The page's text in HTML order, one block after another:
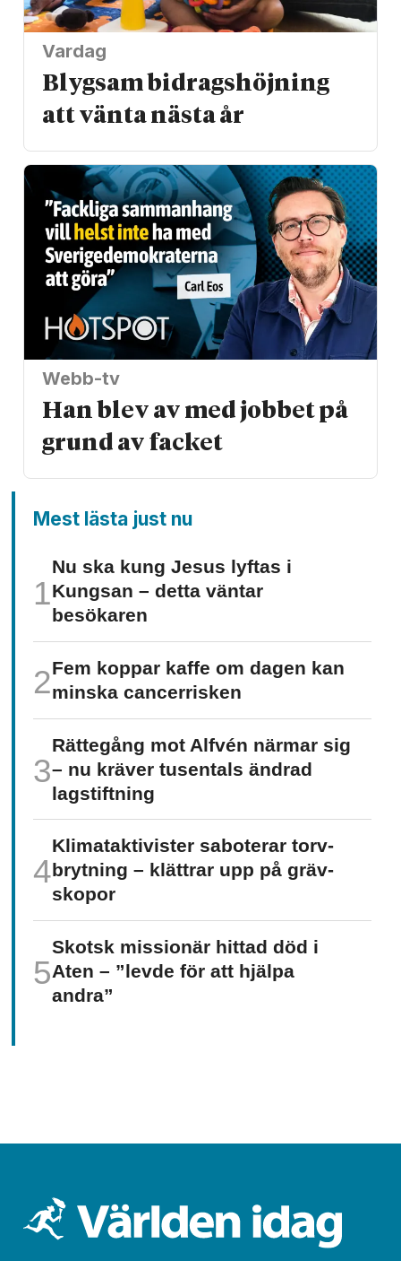
Vardag
Blygsam bidrags­höjning
att vänta nästa år
Webb-tv
Han blev av med jobbet på
grund av facket
Mest lästa just nu
Nu ska kung Jesus lyftas i
Kungsan – detta väntar
besökaren
Fem koppar kaffe om dagen kan
minska cancer­risken
Rättegång mot Alfvén närmar sig
– nu kräver tusentals ändrad
lagstiftning
Klimat­aktivister saboterar torv­
brytning – klättrar upp på gräv­
skopor
Skotsk missionär hittad död i
Aten – ”levde för att hjälpa
andra”